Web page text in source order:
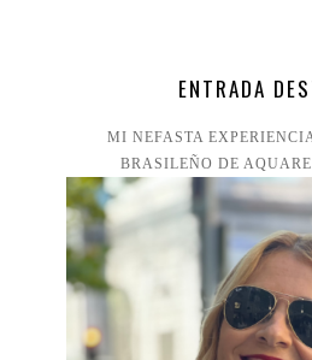
ENTRADA
MI NEFASTA
BRASILEÑO DE